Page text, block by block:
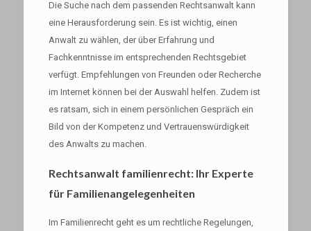
Die Suche nach dem passenden Rechtsanwalt kann
eine Herausforderung sein. Es ist wichtig, einen
Anwalt zu wählen, der über Erfahrung und
Fachkenntnisse im entsprechenden Rechtsgebiet
verfügt. Empfehlungen von Freunden oder Recherche
im Internet können bei der Auswahl helfen. Zudem ist
es ratsam, sich in einem persönlichen Gespräch ein
Bild von der Kompetenz und Vertrauenswürdigkeit
des Anwalts zu machen.
Rechtsanwalt familienrecht: Ihr Experte
für Familienangelegenheiten
Im Familienrecht geht es um rechtliche Regelungen,